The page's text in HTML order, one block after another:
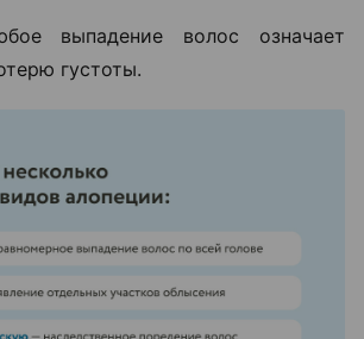
выпадение волос означает
густоты.